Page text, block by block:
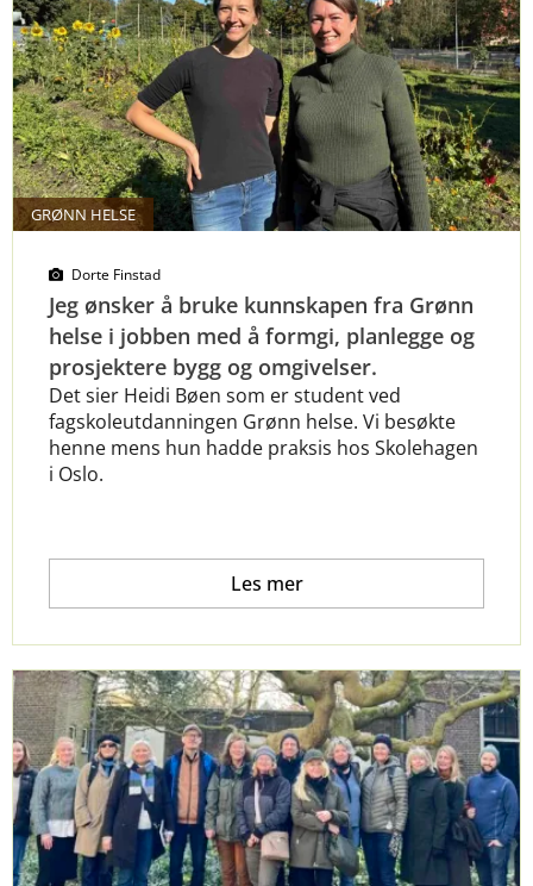
GRØNN HELSE
Dorte Finstad
Jeg ønsker å bruke kunnskapen fra Grønn
helse i jobben med å formgi, planlegge og
prosjektere bygg og omgivelser.
Det sier Heidi Bøen som er student ved
fagskoleutdanningen Grønn helse. Vi besøkte
henne mens hun hadde praksis hos Skolehagen
i Oslo.
Les mer